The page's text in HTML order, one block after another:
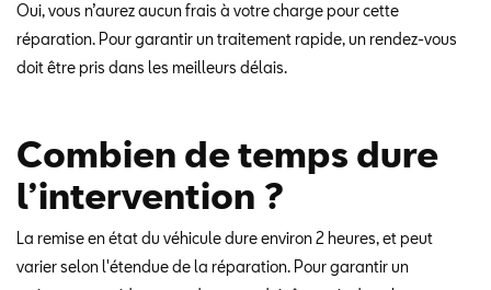
Oui, vous n’aurez aucun frais à votre charge pour cette
réparation. Pour garantir un traitement rapide, un rendez-vous
doit être pris dans les meilleurs délais.
Combien de temps dure
l’intervention ?
La remise en état du véhicule dure environ 2 heures, et peut
varier selon l'étendue de la réparation. Pour garantir un